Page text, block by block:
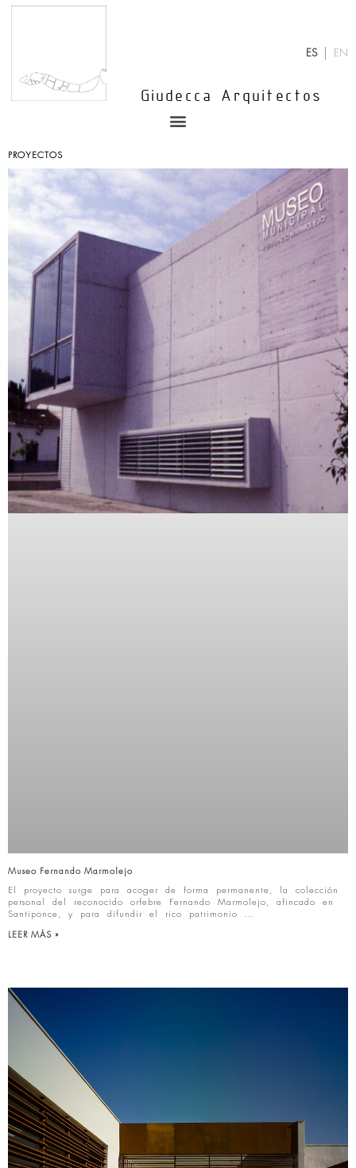
Giudecca Arquitectos
ES EN
Menu
PROYECTOS
Museo Fernando Marmolejo
El proyecto surge para acoger de forma permanente, la colección
personal del reconocido orfebre Fernando Marmolejo, afincado en
Santiponce, y para difundir el rico patrimonio
LEER MÁS »